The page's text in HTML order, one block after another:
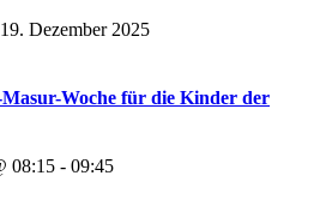
19. Dezember 2025
Woche für die Kinder der
08:15 - 09:45